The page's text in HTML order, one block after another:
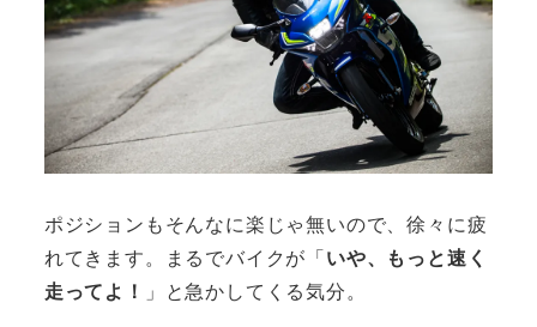
ポジションもそんなに楽じゃ無いので、徐々に疲
れてきます。まるでバイクが「いや、もっと速く
走ってよ！ 」と急かしてくる気分。